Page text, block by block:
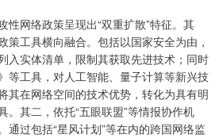
性网络政策呈现出“双重扩散”特征。其
策工具横向融合。包括以国家安全为由，
入实体清单，限制其获取先进技术；同时
等工具，对人工智能、量子计算等新兴技
其在网络空间的技术优势，转化为具有明
。其二，依托“五眼联盟”等情报协作机
通过包括“星风计划”等在内的跨国网络监